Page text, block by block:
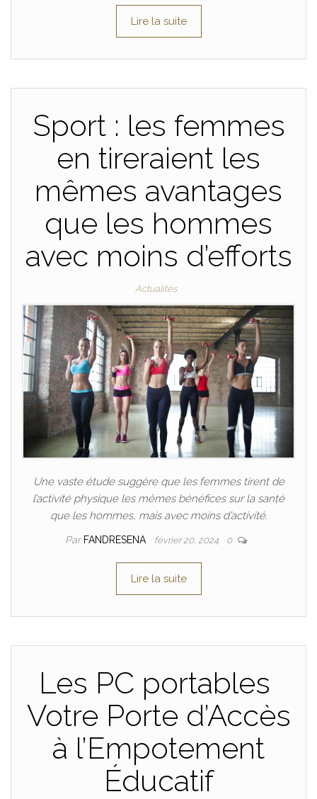
Lire la suite
Sport : les femmes
en tireraient les
mêmes avantages
que les hommes
avec moins d’efforts
Actualités
Une vaste étude suggère que les femmes tirent de
l’activité physique les mêmes bénéfices sur la santé
que les hommes, mais avec moins d’activité.
Par FANDRESENA février 20, 2024 0
Lire la suite
Les PC portables
Votre Porte d’Accès
à l’Empotement
Éducatif